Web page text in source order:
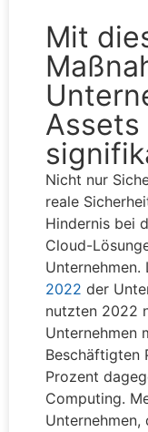
Mit
Assets
Nicht nur
reale
Hindernis bei
Cloud-
Unternehmen.
2022 der
nutzten 2022
Unternehmen
Beschäftigten
Prozent
Computing.